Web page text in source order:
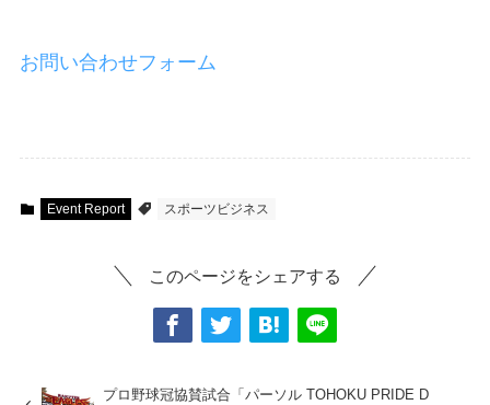
お問い合わせフォーム
Event Report スポーツビジネス
このページをシェアする
プロ野球冠協賛試合「パーソル TOHOKU PRIDE D